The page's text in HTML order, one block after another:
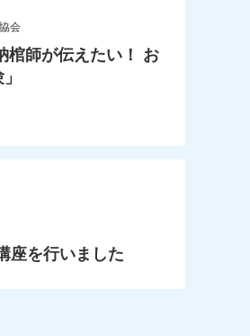
会
棺師が伝えたい！ お
座を行いました